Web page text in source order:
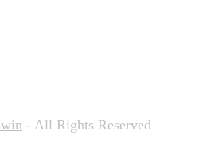
- All Rights Reserved